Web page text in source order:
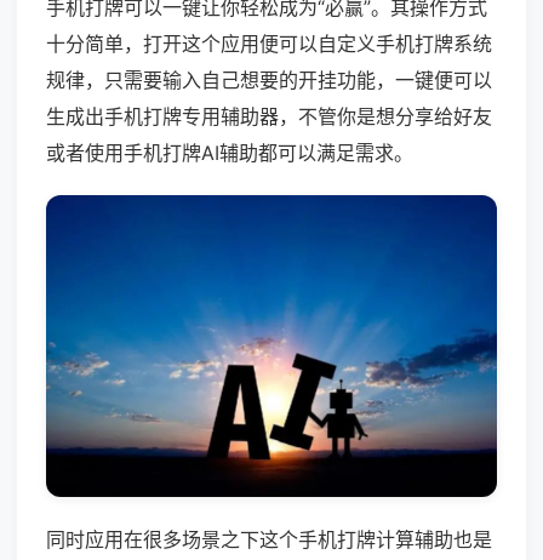
手机打牌可以一键让你轻松成为“必赢”。其操作方式
十分简单，打开这个应用便可以自定义手机打牌系统
规律，只需要输入自己想要的开挂功能，一键便可以
生成出手机打牌专用辅助器，不管你是想分享给好友
或者使用手机打牌AI辅助都可以满足需求。
同时应用在很多场景之下这个手机打牌计算辅助也是